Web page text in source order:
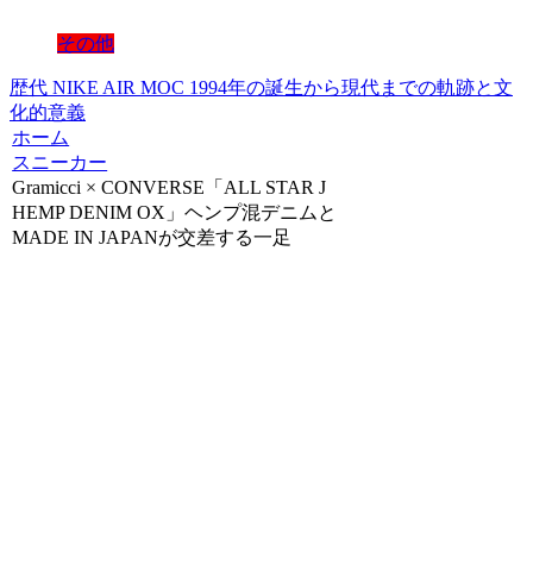
その他
歴代 NIKE AIR MOC 1994年の誕生から現代までの軌跡と文
化的意義
ホーム
スニーカー
Gramicci × CONVERSE「ALL STAR J
HEMP DENIM OX」ヘンプ混デニムと
MADE IN JAPANが交差する一足